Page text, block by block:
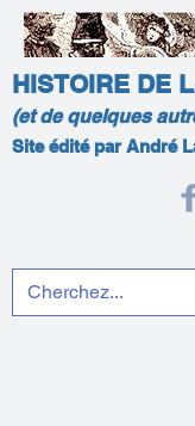
HISTOIRE DE
(et de quelques
Site édité par André